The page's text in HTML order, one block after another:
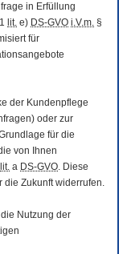
in Erfüllung
lit. e) DS-GVO i.V.m. §
für
der Kundenpflege
oder zur
für die
von Ihnen
lit. a DS-GVO. Diese
die Zukunft widerrufen.
Nutzung der